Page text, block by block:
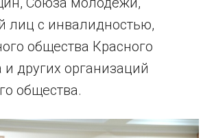
лиц с инвалидностью,
общества Красного
других организаций
общества.